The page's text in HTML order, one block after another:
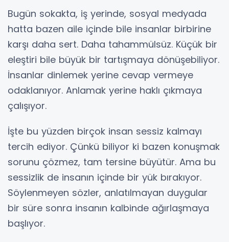
Bugün sokakta, iş yerinde, sosyal medyada
hatta bazen aile içinde bile insanlar birbirine
karşı daha sert. Daha tahammülsüz. Küçük bir
eleştiri bile büyük bir tartışmaya dönüşebiliyor.
İnsanlar dinlemek yerine cevap vermeye
odaklanıyor. Anlamak yerine haklı çıkmaya
çalışıyor.
İşte bu yüzden birçok insan sessiz kalmayı
tercih ediyor. Çünkü biliyor ki bazen konuşmak
sorunu çözmez, tam tersine büyütür. Ama bu
sessizlik de insanın içinde bir yük bırakıyor.
Söylenmeyen sözler, anlatılmayan duygular
bir süre sonra insanın kalbinde ağırlaşmaya
başlıyor.